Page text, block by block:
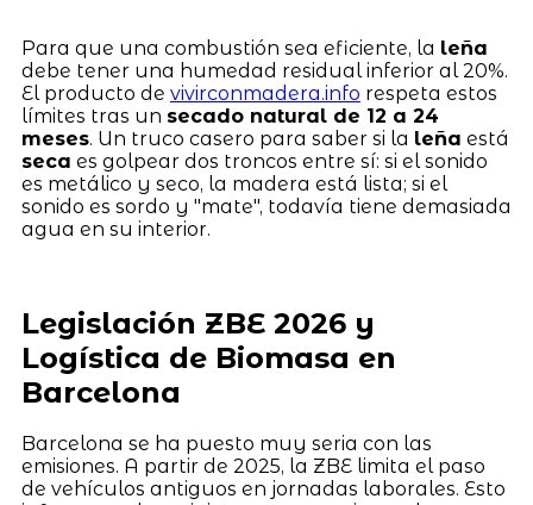
Para que una combustión sea eficiente, la leña
debe tener una humedad residual inferior al 20%.
El producto de vivirconmadera.info respeta estos
límites tras un secado natural de 12 a 24
meses. Un truco casero para saber si la leña está
seca es golpear dos troncos entre sí: si el sonido
es metálico y seco, la madera está lista; si el
sonido es sordo y "mate", todavía tiene demasiada
agua en su interior.
Legislación ZBE 2026 y
Logística de Biomasa en
Barcelona
Barcelona se ha puesto muy seria con las
emisiones. A partir de 2025, la ZBE limita el paso
de vehículos antiguos en jornadas laborales. Esto